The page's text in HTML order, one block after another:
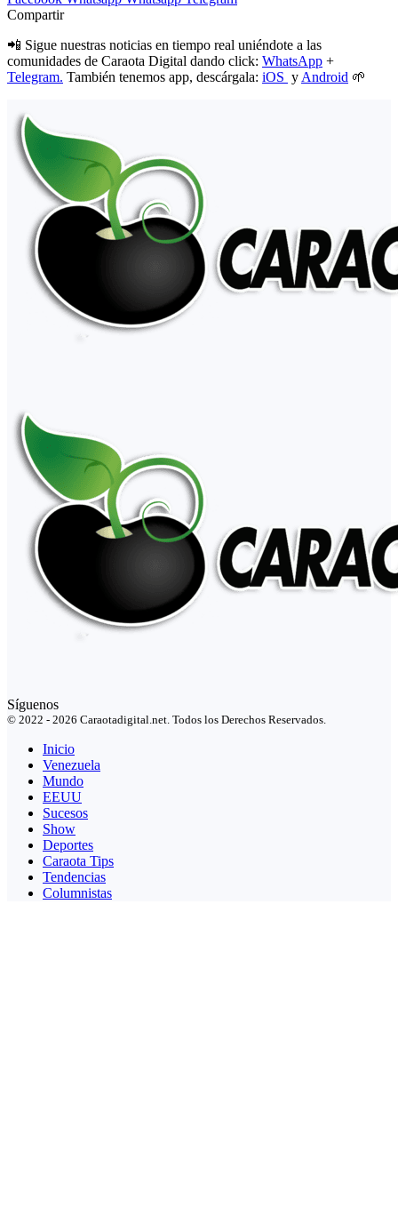
Compartir
📲 Sigue nuestras noticias en tiempo real uniéndote a las
comunidades de Caraota Digital dando click: WhatsApp +
Telegram. También tenemos app, descárgala: iOS y Android 🌱
Síguenos
© 2022 - 2026 Caraotadigital.net. Todos los Derechos Reservados.
Inicio
Venezuela
Mundo
EEUU
Sucesos
Show
Deportes
Caraota Tips
Tendencias
Columnistas